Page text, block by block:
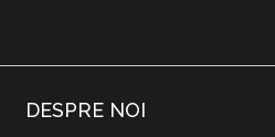
DESPRE NOI